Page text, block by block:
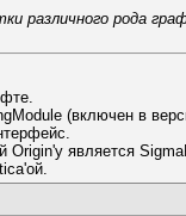
рода
(включен в
является